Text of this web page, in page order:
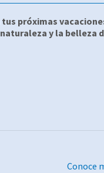
próximas
y la belleza
Conoce